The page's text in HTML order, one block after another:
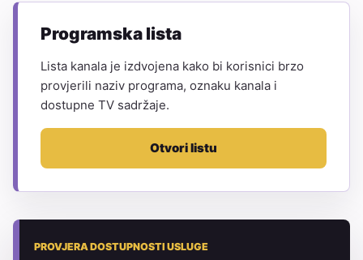
Programska lista
Lista kanala je izdvojena kako bi korisnici brzo
provjerili naziv programa, oznaku kanala i
dostupne TV sadržaje.
Otvori listu
PROVJERA DOSTUPNOSTI USLUGE